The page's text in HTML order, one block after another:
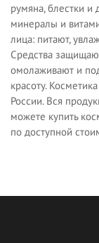
румяна, блестки и
минералы и
лица: питают,
Средства
омолаживают и
красоту.
России. Вся
можете купить
по доступной